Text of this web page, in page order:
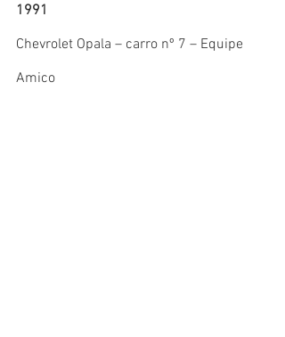
1991
Chevrolet Opala – carro nº 7 – Equipe
Amico